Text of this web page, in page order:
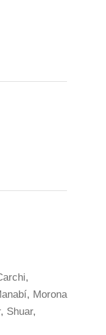
,
, Morona
, Shuar,